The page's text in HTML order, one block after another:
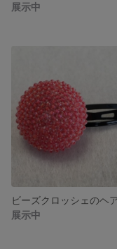
展示中
展示中